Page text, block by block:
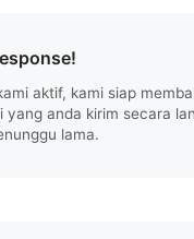
aktif, kami siap
yang anda kirim secara
lama.